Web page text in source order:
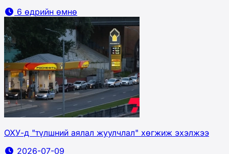
6 өдрийн өмнө
ОХУ-д "түлшний аялал жуулчлал" хөгжиж эхэлжээ
2026-07-09